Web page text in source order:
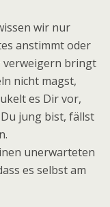
wir nur
anstimmt oder
verweigern bringt
nicht magst,
es Dir vor,
jung bist, fällst
unerwarteten
es selbst am